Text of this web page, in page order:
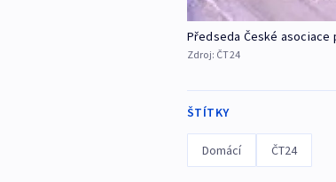
Předseda České asociace
Zdroj: ČT24
ŠTÍTKY
Domácí ČT24